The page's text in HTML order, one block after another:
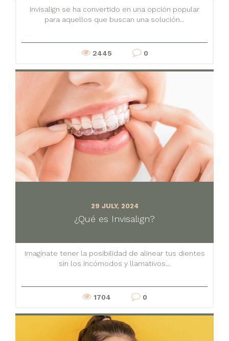
Invisalign se ha convertido en una opción popular
para aquellos que buscan una solución...
2445 0
29 JULY, 2024
¿Qué es Invisalign?
Imagínate tener la posibilidad de alinear tus dientes
sin los incómodos y llamativos...
1704 0